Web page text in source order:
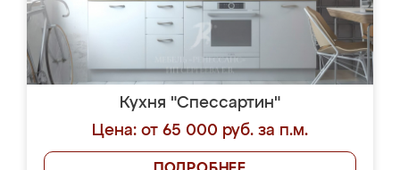
Кухня "Спессартин"
Цена: от 65 000 руб. за п.м.